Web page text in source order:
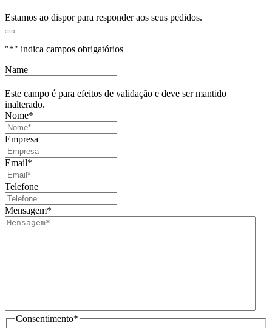
Estamos ao dispor para responder aos seus pedidos.
"*" indica campos obrigatórios
Name
Este campo é para efeitos de validação e deve ser mantido
inalterado.
Nome*
Empresa
Email*
Telefone
Mensagem*
Consentimento*